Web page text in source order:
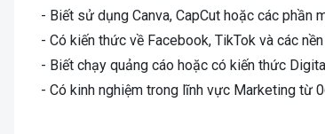
- Biết sử dụng Canva, CapCut hoặc các phần
- Có kiến thức về Facebook, TikTok và các
- Biết chạy quảng cáo hoặc có kiến thức
- Có kinh nghiệm trong lĩnh vực Marketing từ